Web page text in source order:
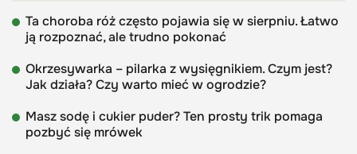
Ta choroba róż często pojawia się w sierpniu. Łatwo
ją rozpoznać, ale trudno pokonać
Okrzesywarka – pilarka z wysięgnikiem. Czym jest?
Jak działa? Czy warto mieć w ogrodzie?
Masz sodę i cukier puder? Ten prosty trik pomaga
pozbyć się mrówek